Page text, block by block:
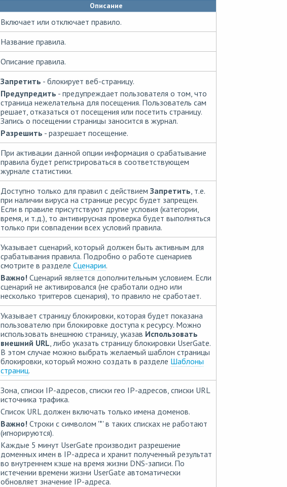
Описание
Включает или отключает правило.
Название правила.
Описание правила.
Запретить - блокирует веб-страницу.
Предупредить - предупреждает пользователя о том, что
страница нежелательна для посещения. Пользователь сам
решает, отказаться от посещения или посетить страницу.
Запись о посещении страницы заносится в журнал.
Разрешить - разрешает посещение.
При активации данной опции информация о срабатывание
правила будет регистрироваться в соответствующем
журнале статистики.
Доступно только для правил с действием Запретить, т.е.
при наличии вируса на странице ресурс будет запрещен.
Если в правиле присутствуют другие условия (категории,
время, и т.д.), то антивирусная проверка будет выполняться
только при совпадении всех условий правила.
Указывает сценарий, который должен быть активным для
срабатывания правила. Подробно о работе сценариев
смотрите в разделе Сценарии.
Важно!Сценарий является дополнительным условием. Если
сценарий не активировался (не сработали одно или
несколько триггеров сценария), то правило не сработает.
Указывает страницу блокировки, которая будет показана
пользователю при блокировке доступа к ресурсу. Можно
использовать внешнюю страницу, указав Использовать
внешний URL, либо указать страницу блокировки UserGate.
В этом случае можно выбрать желаемый шаблон страницы
блокировки, который можно создать в разделе Шаблоны
страниц.
Зона, списки IP-адресов, списки гео IP-адресов, списки URL
источника трафика.
Список URL должен включать только имена доменов.
Важно! Строки с символом '*' в таких списках не работают
(игнорируются).
Каждые 5 минут UserGate производит разрешение
доменных имен в IP-адреса и хранит полученный результат
во внутреннем кэше на время жизни DNS-записи. По
истечении времени жизни UserGate автоматически
обновляет значение IP-адреса.